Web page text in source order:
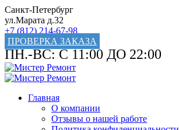
Санкт-Петербург
ул.Марата д.32
+7 (812) 214-67-98
ПРОВЕРКА ЗАКАЗА
ПН.-ВС: С 11:00 ДО 22:00
Главная
О компании
Отзывы о нашей работе